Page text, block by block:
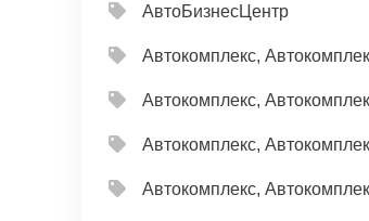
АвтоБизнесЦентр
Автокомплекс,
Автокомплекс,
Автокомплекс,
Автокомплекс,